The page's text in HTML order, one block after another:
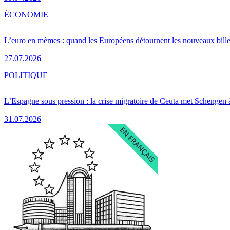
L’euro en mèmes : quand les Européens détournent les nouveaux
27.07.2026
ÉCONOMIE
L’Espagne sous pression : la crise migratoire de Ceuta met Schengen
31.07.2026
POLITIQUE